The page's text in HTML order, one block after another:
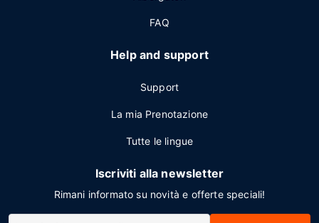
FAQ
Help and support
Support
La mia Prenotazione
Tutte le lingue
Iscriviti alla newsletter
Rimani informato su novità e offerte speciali!